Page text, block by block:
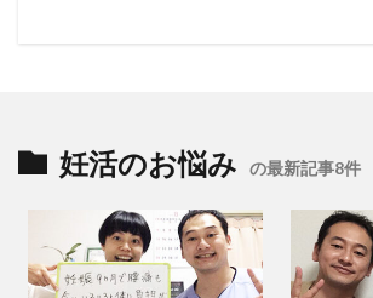
妊活のお悩み の最新記事8件